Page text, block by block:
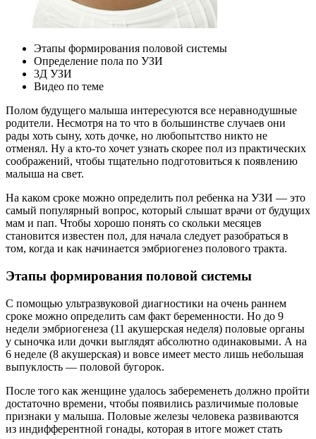
Этапы формирования половой системы
Определение пола по УЗИ
3Д УЗИ
Видео по теме
Полом будущего малыша интересуются все неравнодушные
родители. Несмотря на то что в большинстве случаев они
рады хоть сыну, хоть дочке, но любопытство никто не
отменял. Ну а кто-то хочет узнать скорее пол из практических
соображений, чтобы тщательно подготовиться к появлению
малыша на свет.
На каком сроке можно определить пол ребенка на УЗИ — это
самый популярный вопрос, который слышат врачи от будущих
мам и пап. Чтобы хорошо понять со скольки месяцев
становится известен пол, для начала следует разобраться в
том, когда и как начинается эмбриогенез полового тракта.
Этапы формирования половой системы
С помощью ультразвуковой диагностики на очень раннем
сроке можно определить сам факт беременности. Но до 9
недели эмбриогенеза (11 акушерская неделя) половые органы
у сыночка или дочки выглядят абсолютно одинаковыми. А на
6 неделе (8 акушерская) и вовсе имеет место лишь небольшая
выпуклость — половой бугорок.
После того как женщине удалось забеременеть должно пройти
достаточно времени, чтобы появились различимые половые
признаки у малыша. Половые железы человека развиваются
из индифферентной гонады, которая в итоге может стать